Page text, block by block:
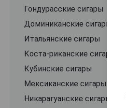
Гондурасские сигары
Доминиканские сигары
Итальянские сигары
Коста-риканские сигары
Кубинские сигары
Мексиканские сигары
Никарагуанские сигары